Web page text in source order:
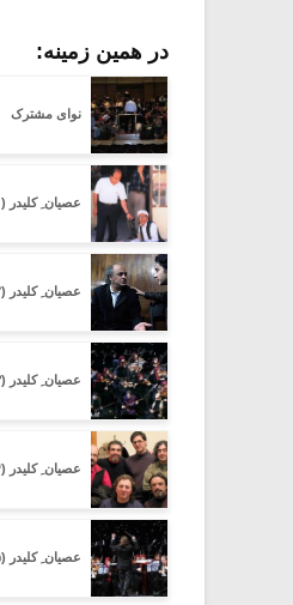
در همین زمینه:
نوای مشترک
عصیان ِ کلیدر (۱)
عصیان ِ کلیدر (۲)
عصیان ِ کلیدر (۳)
عصیان ِ کلیدر (۴)
عصیان ِ کلیدر (۵)